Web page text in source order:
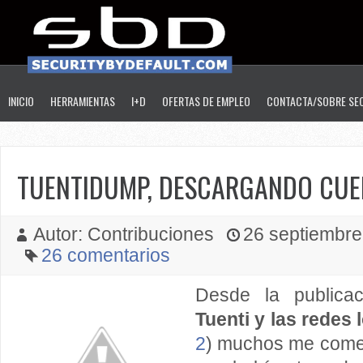
INICIO HERRAMIENTAS I+D OFERTAS DE EMPLEO CONTACTA/SOBRE
TUENTIDUMP, DESCARGANDO
Autor: Contribuciones
26
26 comentarios
Desde la
Tuenti y las redes
2) muchos me